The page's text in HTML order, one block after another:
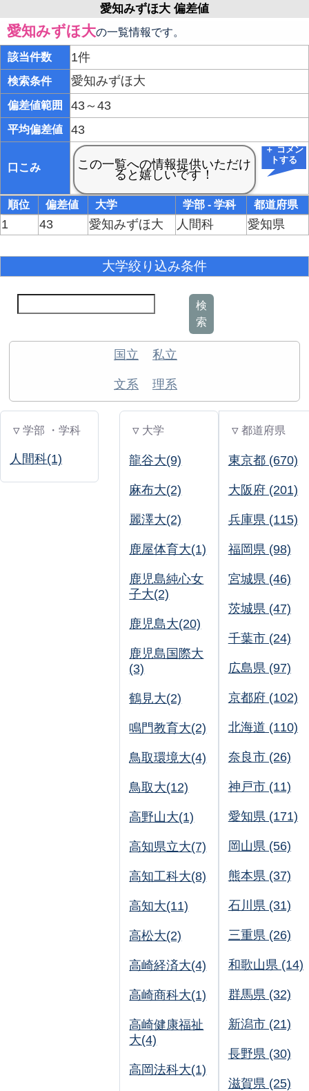
愛知みずほ大 偏差値
愛知みずほ大の一覧情報です。
該当件数 1件
検索条件 愛知みずほ大
偏差値範囲 43～43
平均偏差値 43
口こみ
＋ コメン
トする
順位 偏差値 大学 学部 - 学科 都道府県
1 43 愛知みずほ大 人間科 愛知県
大学絞り込み条件
検
索
国立 私立
文系 理系
▽ 学部 ・学科
人間科(1)
▽ 大学
龍谷大(9)
麻布大(2)
麗澤大(2)
鹿屋体育大(1)
鹿児島純心女
子大(2)
鹿児島大(20)
鹿児島国際大
(3)
鶴見大(2)
鳴門教育大(2)
鳥取環境大(4)
鳥取大(12)
高野山大(1)
高知県立大(7)
高知工科大(8)
高知大(11)
高松大(2)
高崎経済大(4)
高崎商科大(1)
高崎健康福祉
大(4)
高岡法科大(1)
▽ 都道府県
東京都 (670)
大阪府 (201)
兵庫県 (115)
福岡県 (98)
宮城県 (46)
茨城県 (47)
千葉市 (24)
広島県 (97)
京都府 (102)
北海道 (110)
奈良市 (26)
神戸市 (11)
愛知県 (171)
岡山県 (56)
熊本県 (37)
石川県 (31)
三重県 (26)
和歌山県 (14)
群馬県 (32)
新潟市 (21)
長野県 (30)
滋賀県 (25)